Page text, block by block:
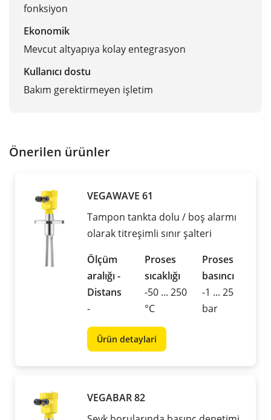
fonksiyon
Ekonomik
Mevcut altyapıya kolay entegrasyon
Kullanıcı dostu
Bakım gerektirmeyen işletim
Önerilen ürünler
VEGAWAVE 61
Tampon tankta dolu / boş alarmı
olarak titreşimli sınır şalteri
Ölçüm
aralığı -
Distans
-
Proses
sıcaklığı
-50 ... 250
°C
Proses
basıncı
-1 ... 25
bar
Ürün detaylari
VEGABAR 82